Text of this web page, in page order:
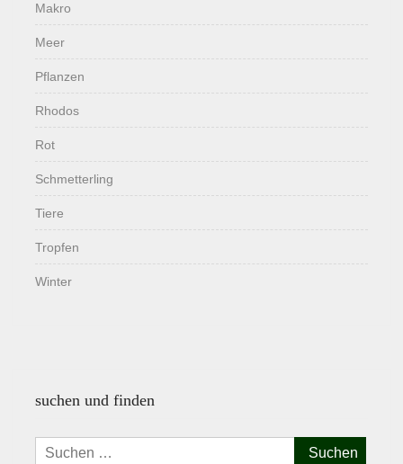
Makro
Meer
Pflanzen
Rhodos
Rot
Schmetterling
Tiere
Tropfen
Winter
suchen und finden
Suchen